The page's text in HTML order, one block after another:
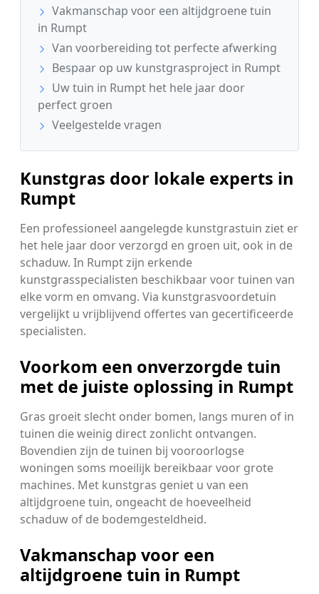
Vakmanschap voor een altijdgroene tuin
in Rumpt
Van voorbereiding tot perfecte afwerking
Bespaar op uw kunstgrasproject in Rumpt
Uw tuin in Rumpt het hele jaar door
perfect groen
Veelgestelde vragen
Kunstgras door lokale experts in
Rumpt
Een professioneel aangelegde kunstgrastuin ziet er
het hele jaar door verzorgd en groen uit, ook in de
schaduw. In Rumpt zijn erkende
kunstgrasspecialisten beschikbaar voor tuinen van
elke vorm en omvang. Via kunstgrasvoordetuin
vergelijkt u vrijblijvend offertes van gecertificeerde
specialisten.
Voorkom een onverzorgde tuin
met de juiste oplossing in Rumpt
Gras groeit slecht onder bomen, langs muren of in
tuinen die weinig direct zonlicht ontvangen.
Bovendien zijn de tuinen bij vooroorlogse
woningen soms moeilijk bereikbaar voor grote
machines. Met kunstgras geniet u van een
altijdgroene tuin, ongeacht de hoeveelheid
schaduw of de bodemgesteldheid.
Vakmanschap voor een
altijdgroene tuin in Rumpt